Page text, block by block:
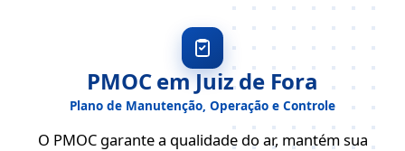
PMOC em Juiz de Fora
Plano de Manutenção, Operação e Controle
O PMOC garante a qualidade do ar, mantém sua